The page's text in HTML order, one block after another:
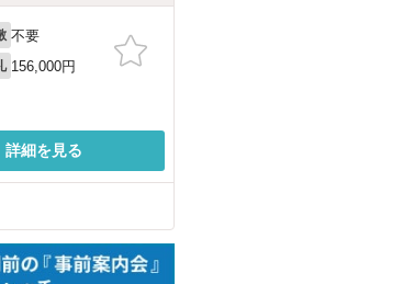
不要
156,000円
詳細を見る